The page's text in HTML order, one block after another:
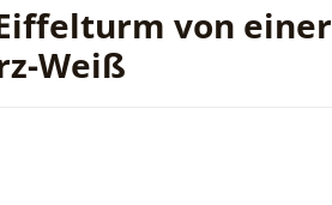
von einer
Weiß